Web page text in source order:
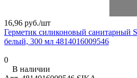
16,96 руб./шт
Герметик силиконовый санитарный
белый, 300 мл 4814016009546
0
В наличии